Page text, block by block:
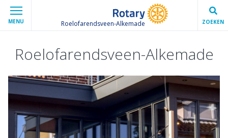
MENU Roelofarendsveen-Alkemade ZOEKEN
Roelofarendsveen-Alkemade